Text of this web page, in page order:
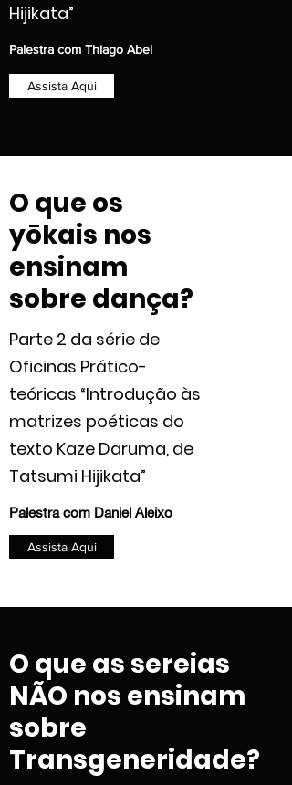
Hijikata”
Palestra com Thiago Abel
Assista Aqui
O que os
yōkais nos
ensinam
sobre dança?
Parte 2 da série de
Oficinas Prático-
teóricas “Introdução às
matrizes poéticas do
texto Kaze Daruma, de
Tatsumi Hijikata”
Palestra com Daniel Aleixo
Assista Aqui
O que as sereias
NÃO nos ensinam
sobre
Transgeneridade?